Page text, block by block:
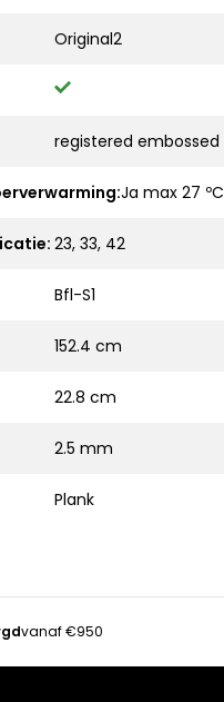
Original2
registered embossed
Ja max 27 ºC
23, 33, 42
Bfl-S1
152.4 cm
22.8 cm
2.5 mm
Plank
vanaf €950